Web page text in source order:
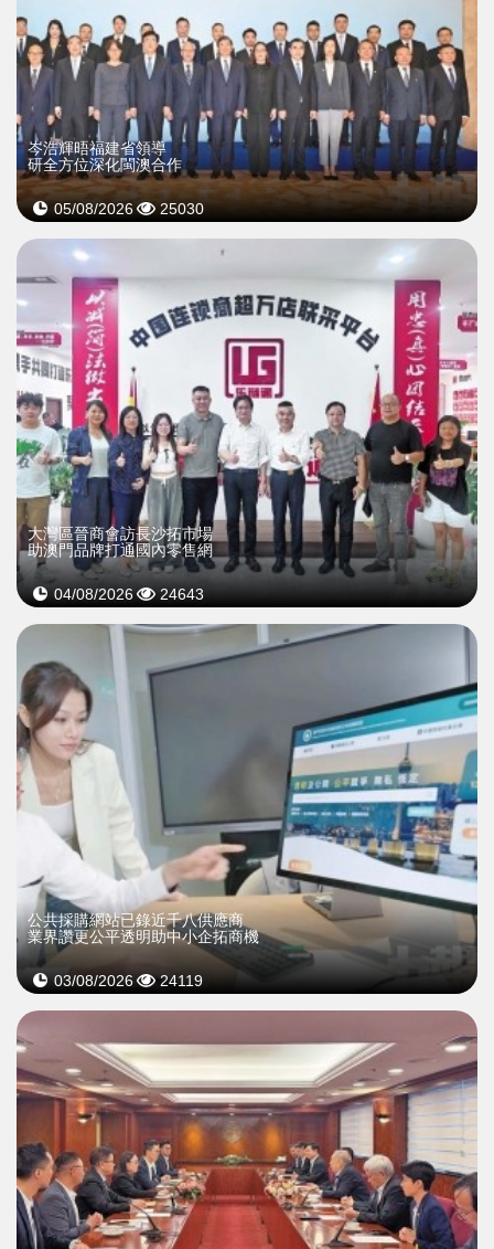
岑浩輝晤福建省領導
研全方位深化閩澳合作
05/08/2026 25030
大灣區晉商會訪長沙拓市場
助澳門品牌打通國內零售網
04/08/2026 24643
公共採購網站已錄近千八供應商
業界讚更公平透明助中小企拓商機
03/08/2026 24119